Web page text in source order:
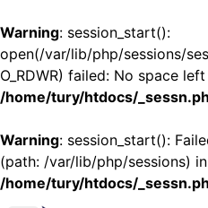
Warning: session_start():
open(/var/lib/php/sessions/
O_RDWR) failed: No space
/home/tury/htdocs/
Warning: session_start():
(path: /var/lib/php/sessions) in
/home/tury/htdocs/